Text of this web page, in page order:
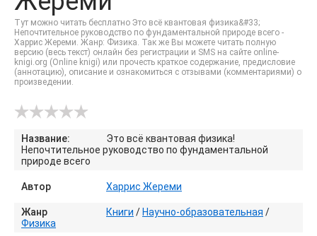
Тут можно читать бесплатно Это всё квантовая физика&#33;
Непочтительное руководство по фундаментальной природе всего -
Харрис Жереми. Жанр: Физика. Так же Вы можете читать полную
версию (весь текст) онлайн без регистрации и SMS на сайте online-
knigi.org (Online knigi) или прочесть краткое содержание, предисловие
(аннотацию), описание и ознакомиться с отзывами (комментариями) о
произведении.
Название:
Это всё квантовая физика!
Непочтительное руководство по фундаментальной
природе всего
Автор Харрис Жереми
Жанр Книги / Научно-образовательная /
Физика